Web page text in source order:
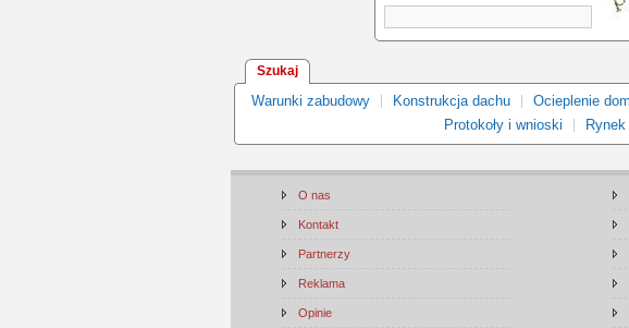
Szukaj
Warunki zabudowy Konstrukcja dachu Ocieplenie
Protokoły i wnioski
O nas
Kontakt
Partnerzy
Reklama
Opinie